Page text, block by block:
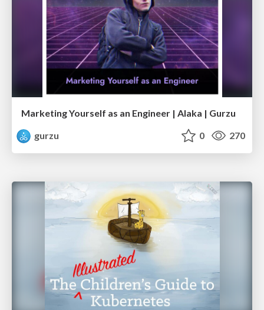
Marketing Yourself as an Engineer | Alaka | Gurzu
gurzu
0 270